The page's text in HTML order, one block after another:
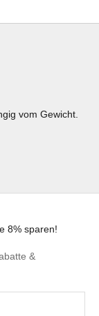
vom Gewicht.
12345
8% sparen!
&